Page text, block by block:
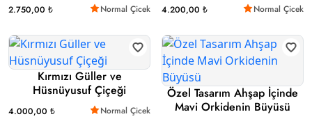
2.750,00 ₺ Normal Çicek 4.200,00 ₺ Normal Çicek
Kırmızı Güller ve
Hüsnüyusuf Çiçeği
4.000,00 ₺ Normal Çicek
Özel Tasarım Ahşap İçinde
Mavi Orkidenin Büyüsü